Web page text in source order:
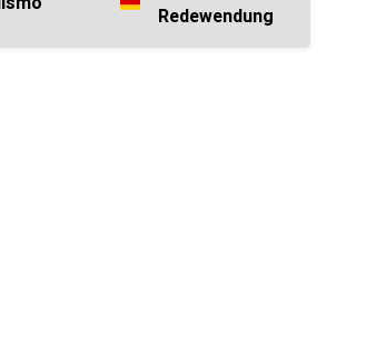
Redewendung